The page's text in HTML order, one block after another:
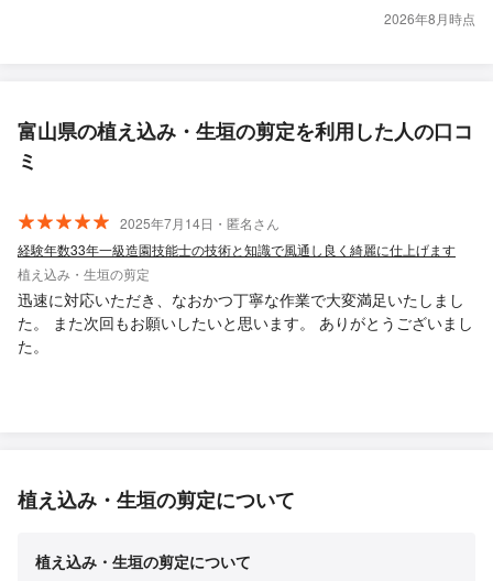
2026年8月時点
富山県の植え込み・生垣の剪定を利用した人の口コ
ミ
2025年7月14日・匿名さん
経験年数33年一級造園技能士の技術と知識で風通し良く綺麗に仕上げます
植え込み・生垣の剪定
迅速に対応いただき、なおかつ丁寧な作業で大変満足いたしまし
た。 また次回もお願いしたいと思います。 ありがとうございまし
た。
植え込み・生垣の剪定について
植え込み・生垣の剪定について